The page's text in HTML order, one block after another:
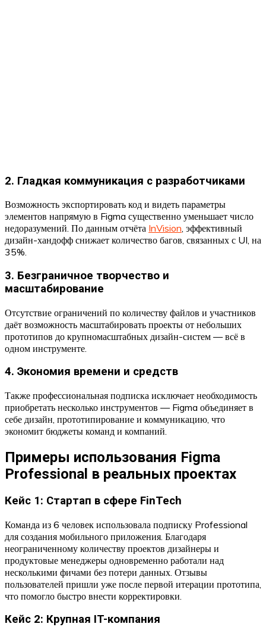
2. Гладкая коммуникация с разработчиками
Возможность экспортировать код и видеть параметры
элементов напрямую в Figma существенно уменьшает число
недоразумений. По данным отчёта InVision, эффективный
дизайн-хандофф снижает количество багов, связанных с UI, на
35%.
3. Безграничное творчество и
масштабирование
Отсутствие ограничений по количеству файлов и участников
даёт возможность масштабировать проекты от небольших
прототипов до крупномасштабных дизайн-систем — всё в
одном инструменте.
4. Экономия времени и средств
Также профессиональная подписка исключает необходимость
приобретать несколько инструментов — Figma объединяет в
себе дизайн, прототипирование и коммуникацию, что
экономит бюджеты команд и компаний.
Примеры использования Figma
Professional в реальных проектах
Кейс 1: Стартап в сфере FinTech
Команда из 6 человек использовала подписку Professional
для создания мобильного приложения. Благодаря
неограниченному количеству проектов дизайнеры и
продуктовые менеджеры одновременно работали над
несколькими фичами без потери данных. Отзывы
пользователей пришли уже после первой итерации прототипа,
что помогло быстро внести корректировки.
Кейс 2: Крупная IT-компания